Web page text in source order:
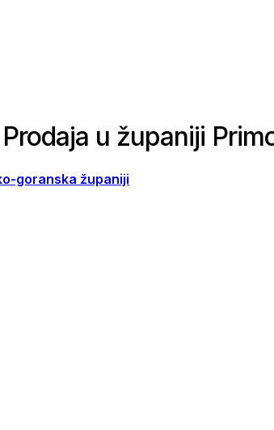
u županiji
goranska županiji